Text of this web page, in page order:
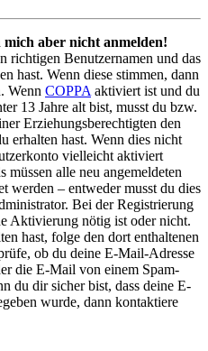
aber nicht anmelden!
richtigen Benutzernamen und das
hast. Wenn diese stimmen, dann
Wenn COPPA aktiviert ist und du
13 Jahre alt bist, musst du bzw.
Erziehungsberechtigten den
erhalten hast. Wenn dies nicht
vielleicht aktiviert
alle neu angemeldeten
werden – entweder musst du dies
Bei der Registrierung
Aktivierung nötig ist oder nicht.
hast, folge den dort enthaltenen
ob du deine E-Mail-Adresse
die E-Mail von einem Spam-
du dir sicher bist, dass deine E-
wurde, dann kontaktiere